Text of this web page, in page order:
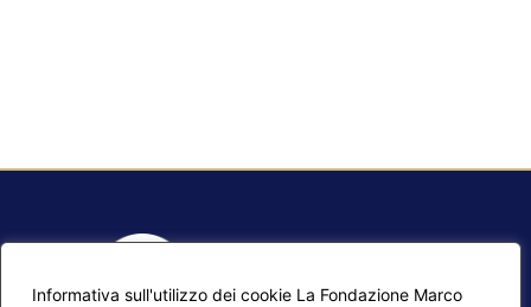
Informativa sull'utilizzo dei cookie La Fondazione Marco